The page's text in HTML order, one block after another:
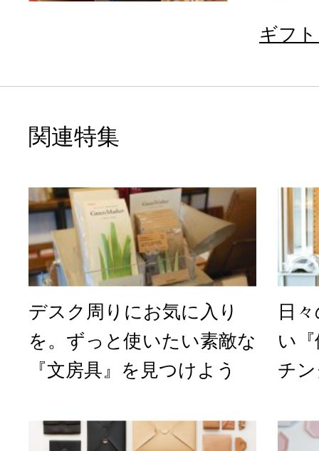
ギフ
関連特集
デスク周りにお気に入り
を。ずっと使いたい素敵な
『文房具』を見つけよう
日
い
チ